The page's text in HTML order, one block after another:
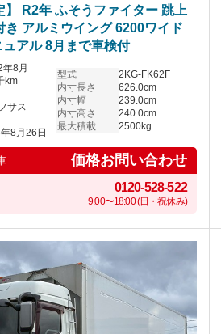
】 R2年 ふそうファイター 跳上
き アルミウイング 6200ワイド
アル 8月まで車検付
8月
km
サス
8月26日
型式
2KG-FK62F
内寸長さ
626.0cm
内寸幅
239.0cm
内寸高さ
240.0cm
最大積載
2500kg
価格お問い合わせ
0120-528-522
9:00〜18:00 (日・祝休み)